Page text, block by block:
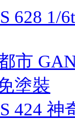
628 1/
市
塗裝
424 神